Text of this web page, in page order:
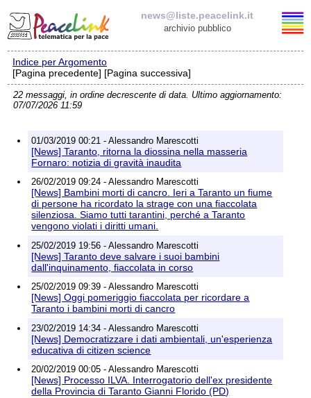
news@liste.peacelink.it
archivio pubblico
Elenco delle liste
news@liste.peacelink.it
Policy delle liste di PeaceLink
Informativa sulla privacy
Richieste di rimozione
Indice per Argomento
[Pagina precedente] [Pagina successiva]
22 messaggi, in ordine decrescente di data. Ultimo aggiornamento:
07/07/2026 11:59
01/03/2019 00:21 - Alessandro Marescotti
[News] Taranto, ritorna la diossina nella masseria
Fornaro: notizia di gravità inaudita
26/02/2019 09:24 - Alessandro Marescotti
[News] Bambini morti di cancro. Ieri a Taranto un fiume
di persone ha ricordato la strage con una fiaccolata
silenziosa. Siamo tutti tarantini, perché a Taranto
vengono violati i diritti umani.
25/02/2019 19:56 - Alessandro Marescotti
[News] Taranto deve salvare i suoi bambini
dall'inquinamento, fiaccolata in corso
25/02/2019 09:39 - Alessandro Marescotti
[News] Oggi pomeriggio fiaccolata per ricordare a
Taranto i bambini morti di cancro
23/02/2019 14:34 - Alessandro Marescotti
[News] Democratizzare i dati ambientali, un'esperienza
educativa di citizen science
20/02/2019 00:05 - Alessandro Marescotti
[News] Processo ILVA. Interrogatorio dell'ex presidente
della Provincia di Taranto Gianni Florido (PD)